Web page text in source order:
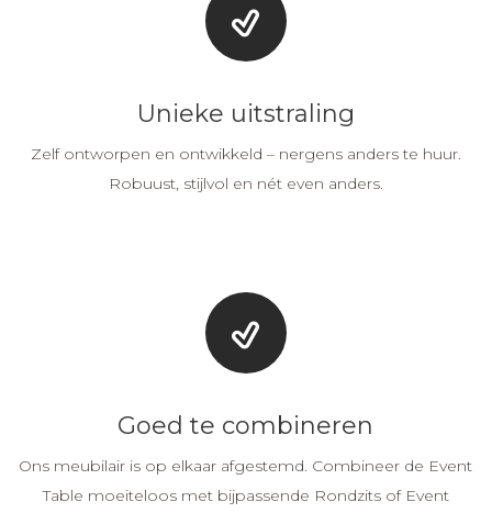
Unieke uitstraling
Zelf ontworpen en ontwikkeld – nergens anders te huur.
Robuust, stijlvol en nét even anders.
Goed te combineren
Ons meubilair is op elkaar afgestemd. Combineer de Event
Table moeiteloos met bijpassende Rondzits of Event